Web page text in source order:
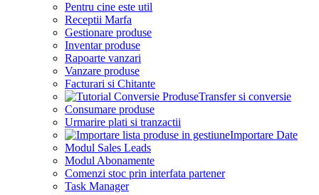
Pentru cine este util
Receptii Marfa
Gestionare produse
Inventar produse
Rapoarte vanzari
Vanzare produse
Facturari si Chitante
Transfer si conversie
Consumare produse
Urmarire plati si tranzactii
Importare Date
Modul Sales Leads
Modul Abonamente
Comenzi stoc prin interfata partener
Task Manager